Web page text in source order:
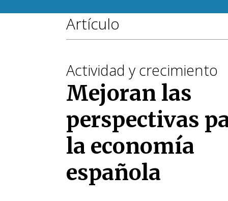
Artículo
Actividad y crecimiento
Mejoran las
perspectivas
la economía
española